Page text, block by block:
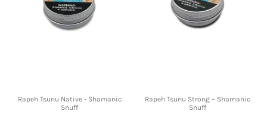
Rapeh Tsunu Native - Shamanic
Snuff
Rapeh Tsunu Strong – Shamanic
Snuff